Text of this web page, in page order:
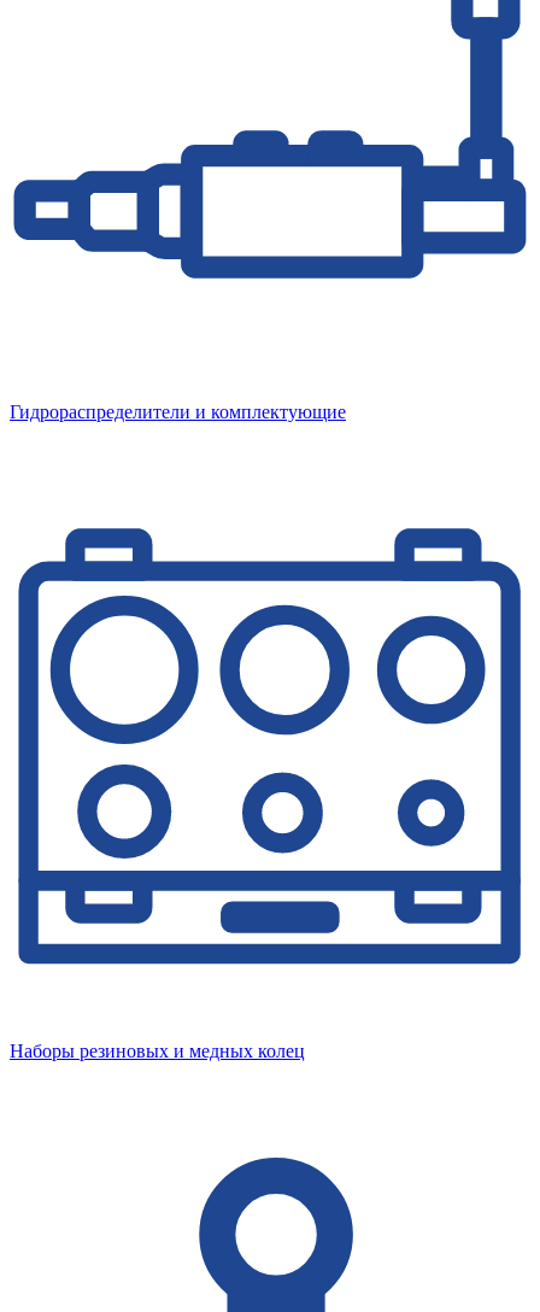
Гидрораспределители и комплектующие
Наборы резиновых и медных колец